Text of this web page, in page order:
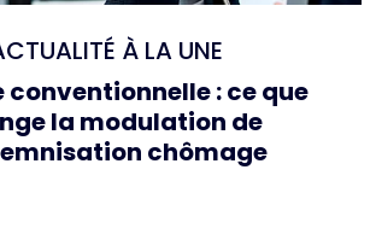
À LA UNE
conventionnelle : ce que
la modulation de
chômage